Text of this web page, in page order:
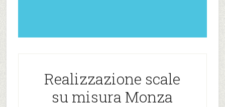
Realizzazione scale
su misura Monza